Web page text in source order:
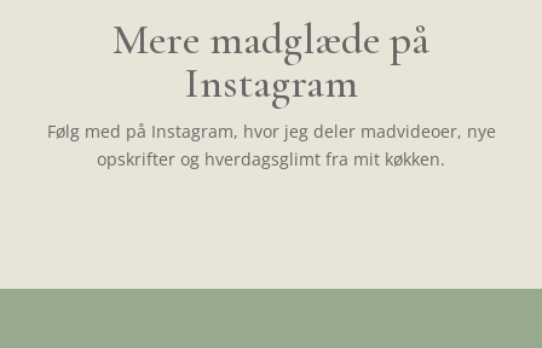
Mere madglæde på
Instagram
Følg med på Instagram, hvor jeg deler madvideoer, nye
opskrifter og hverdagsglimt fra mit køkken.